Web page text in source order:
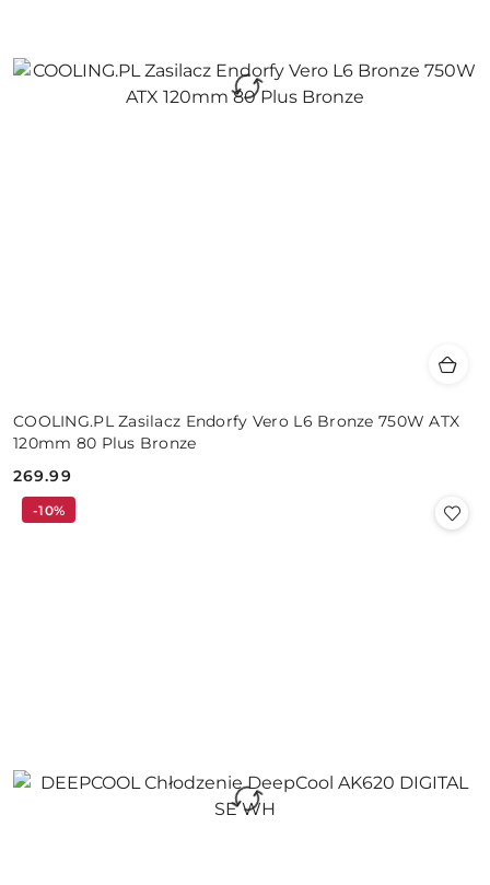
COOLING.PL Zasilacz Endorfy Vero L6 Bronze 750W ATX
120mm 80 Plus Bronze
Cena:
269.99
-10%